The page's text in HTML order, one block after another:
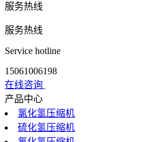
服务热线
服务热线
Service hotline
15061006198
在线咨询
产品中心
氯化氢压缩机
硫化氢压缩机